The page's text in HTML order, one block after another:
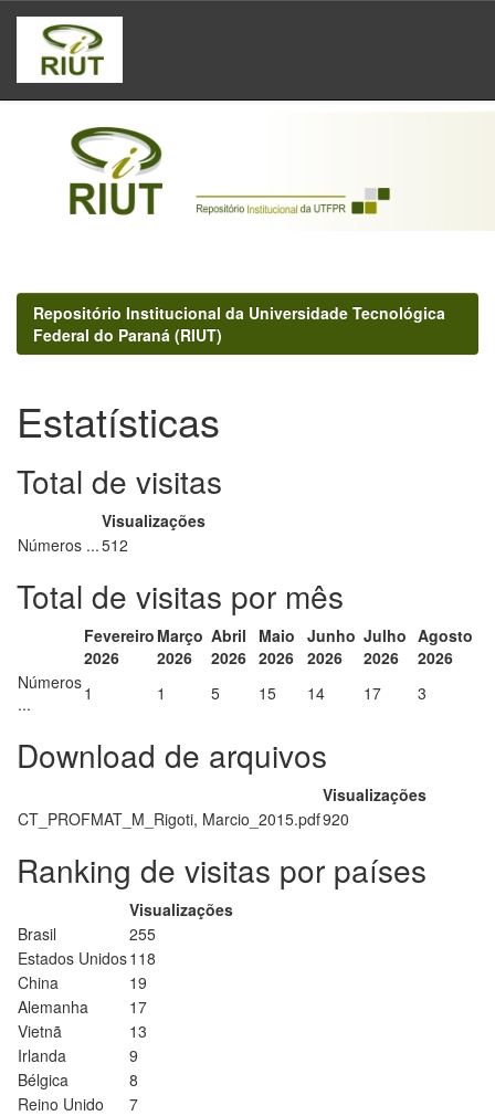
Skip
navigation
Repositório Institucional da Universidade Tecnológica
Federal do Paraná (RIUT)
Estatísticas
Total de visitas
Visualizações
Números ...512
Total de visitas por mês
Fevereiro
2026
Março
2026
Abril
2026
Maio
2026
Junho
2026
Julho
2026
Agosto
2026
Números
...
1 1 5 15 14 17 3
Download de arquivos
Visualizações
CT_PROFMAT_M_Rigoti, Marcio_2015.pdf920
Ranking de visitas por países
Visualizações
Brasil
255
Estados Unidos118
China
19
Alemanha
17
Vietnã
13
Irlanda
9
Bélgica
8
Reino Unido
7